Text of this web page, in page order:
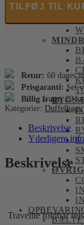
28
L
TILFØJ TIL
Retur: 60 dages
Prisgaranti: Set
Billig fragt:29 kr.
Kategorier: Duffelbags
Beskrivelse
Yderligere
Beskrivelse
Travelite foldbar